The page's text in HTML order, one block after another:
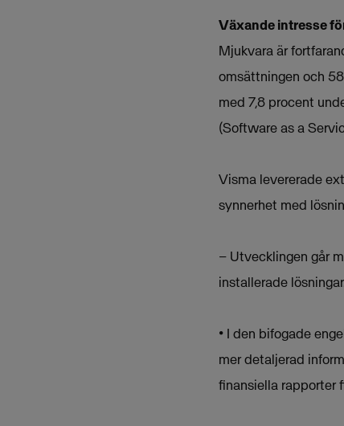
Växande intresse
Mjukvara är
omsättningen och
med 7,8 procent
(Software as a
Visma levererade
synnerhet med
– Utvecklingen går
installerade
• I den bifogade
mer detaljerad
finansiella rapporter